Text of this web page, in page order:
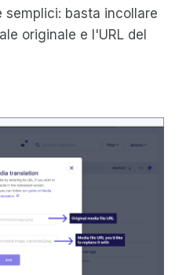
semplici: basta incollare
originale e l'URL del